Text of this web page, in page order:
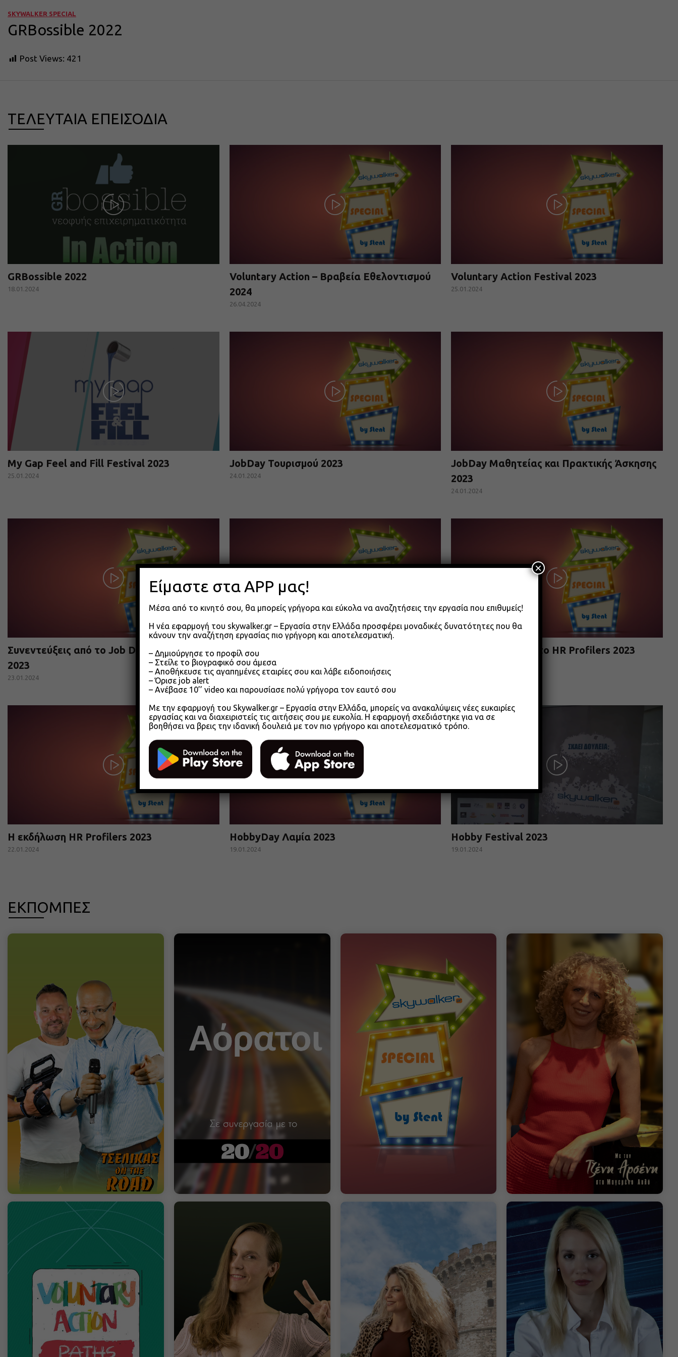
SKYWALKER SPECIAL
GRBossible 2022
Post Views: 421
ΤΕΛΕΥΤΑΙΑ ΕΠΕΙΣΟΔΙΑ
GRBossible 2022
18.01.2024
Voluntary Action – Βραβεία Εθελοντισμού
2024
26.04.2024
Voluntary Action Festival 2023
25.01.2024
My Gap Feel and Fill Festival 2023
25.01.2024
JobDay Τουρισμού 2023
24.01.2024
JobDay Μαθητείας και Πρακτικής Άσκησης
2023
24.01.2024
Συνεντεύξεις από το Job Day στη Λαμία
2023
23.01.2024
JobDay Λαμία 2023
23.01.2024
Συνεντεύξεις από το HR Profilers 2023
Η εκδήλωση HR Profilers 2023
22.01.2024
HobbyDay Λαμία 2023
19.01.2024
Hobby Festival 2023
19.01.2024
ΕΚΠΟΜΠΕΣ
Είμαστε στα APP μας!
Μέσα από το κινητό σου, θα μπορείς γρήγορα και εύκολα να αναζητήσεις την εργασία που επιθυμείς!
Η νέα εφαρμογή του skywalker.gr – Εργασία στην Ελλάδα προσφέρει μοναδικές δυνατότητες που θα
κάνουν την αναζήτηση εργασίας πιο γρήγορη και αποτελεσματική.
– Δημιούργησε το προφίλ σου
– Στείλε το βιογραφικό σου άμεσα
– Αποθήκευσε τις αγαπημένες εταιρίες σου και λάβε ειδοποιήσεις
– Όρισε job alert
– Ανέβασε 10’’ video και παρουσίασε πολύ γρήγορα τον εαυτό σου
Με την εφαρμογή του Skywalker.gr – Εργασία στην Ελλάδα, μπορείς να ανακαλύψεις νέες ευκαιρίες
εργασίας και να διαχειριστείς τις αιτήσεις σου με ευκολία. Η εφαρμογή σχεδιάστηκε για να σε
βοηθήσει να βρεις την ιδανική δουλειά με τον πιο γρήγορο και αποτελεσματικό τρόπο.
×